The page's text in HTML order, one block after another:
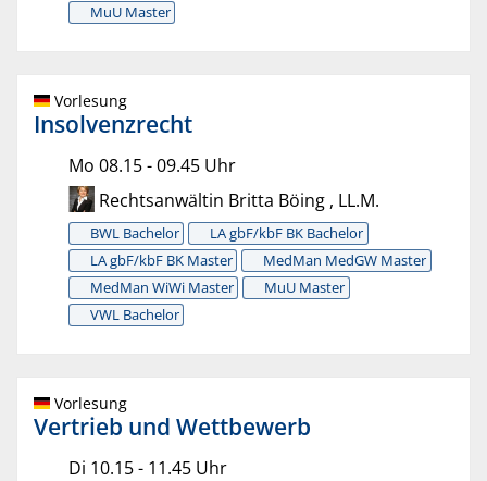
MuU Master
Vorlesung
Insolvenzrecht
Mo 08.15 - 09.45 Uhr
Rechtsanwältin Britta Böing , LL.M.
BWL Bachelor
LA gbF/kbF BK Bachelor
LA gbF/kbF BK Master
MedMan MedGW Master
MedMan WiWi Master
MuU Master
VWL Bachelor
Vorlesung
Vertrieb und Wettbewerb
Di 10.15 - 11.45 Uhr